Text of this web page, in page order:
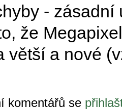
-
že
větší a nové
komentářů se